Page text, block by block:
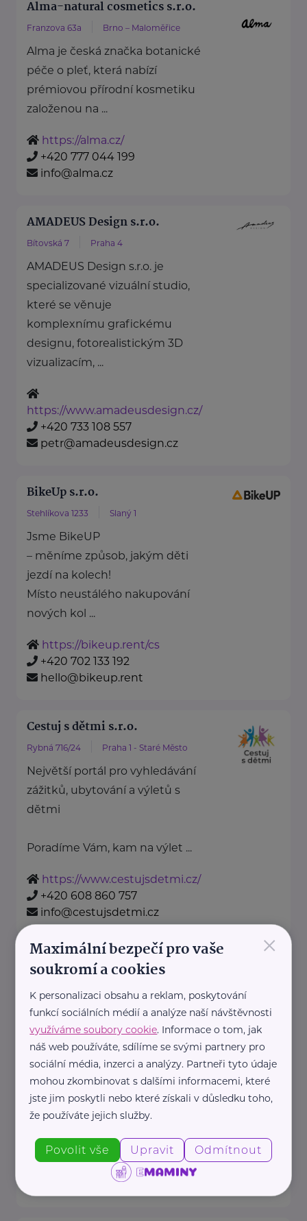
Alma-natural cosmetics s.r.o.
Franzova 63a Brno – Maloměřice
Alma je česká značka botanické
péče o pleť, která nabízí
prémiovou přírodní kosmetiku
založenou na ...
https://alma.cz/
+420 777 044 199
info@alma.cz
AMADEUS Design s.r.o.
Bítovská 7 Praha 4
AMADEUS Design s.r.o. je
specializované vizuální studio,
které se věnuje
komplexnímu grafickému
designu, fotorealistickým 3D
vizualizacím, ...
https://www.amadeusdesign.cz/
+420 733 108 557
petr@amadeusdesign.cz
BikeUp s.r.o.
Stehlíkova 1233 Slaný 1
Jsme BikeUP
– měníme způsob, jakým děti
jezdí na kolech!
Místo neustálého nakupování
nových kol ...
https://bikeup.rent/cs
+420 702 133 192
hello@bikeup.rent
Cestuj s dětmi s.r.o.
Rybná 716/24 Praha 1 - Staré Město
Největší portál pro vyhledávání
zážitků, ubytování a výletů s
dětmi
Poradíme Vám, kam na výlet ...
https://www.cestujsdetmi.cz/
+420 608 860 757
info@cestujsdetmi.cz
Český zahrádkářský svaz, z.s.
Redakce webu iZahrádkář.cz
e-mail: tomasek@zahradkari.cz
Redakce časopisu
Rokycanova 15, 130 00 Praha 3e-
mail: redakce@zahradkari.cz
tel.: 222 781 773
fax: ...
https://www.zahradkari.cz/
+420 222 782 710
ustredi@zahradkari.cz
×
Maximální bezpečí pro vaše
soukromí a cookies
K personalizaci obsahu a reklam, poskytování
funkcí sociálních médií a analýze naší návštěvnosti
využíváme soubory cookie. Informace o tom, jak
náš web používáte, sdílíme se svými partnery pro
sociální média, inzerci a analýzy. Partneři tyto údaje
mohou zkombinovat s dalšími informacemi, které
jste jim poskytli nebo které získali v důsledku toho,
že používáte jejich služby.
Povolit vše Upravit Odmítnout